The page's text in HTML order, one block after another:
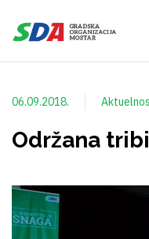
06.09.2018.
Održana